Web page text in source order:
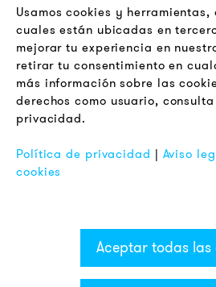
Boletín
LEGAL
Terminos y Condiciones
Aviso de Privacidad
Pie de Imprenta
Usamos cookies y
cuales están ubicadas en
mejorar tu experiencia en
retirar tu consentimiento en
más información sobre las
derechos como usuario,
privacidad.
Política de privacidad | Aviso
cookies
Aceptar todas las